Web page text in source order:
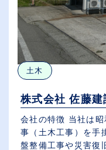
土木
株式会社 佐藤建
会社の特徴 当社は
事（土木工事）を手
盤整備工事や災害復